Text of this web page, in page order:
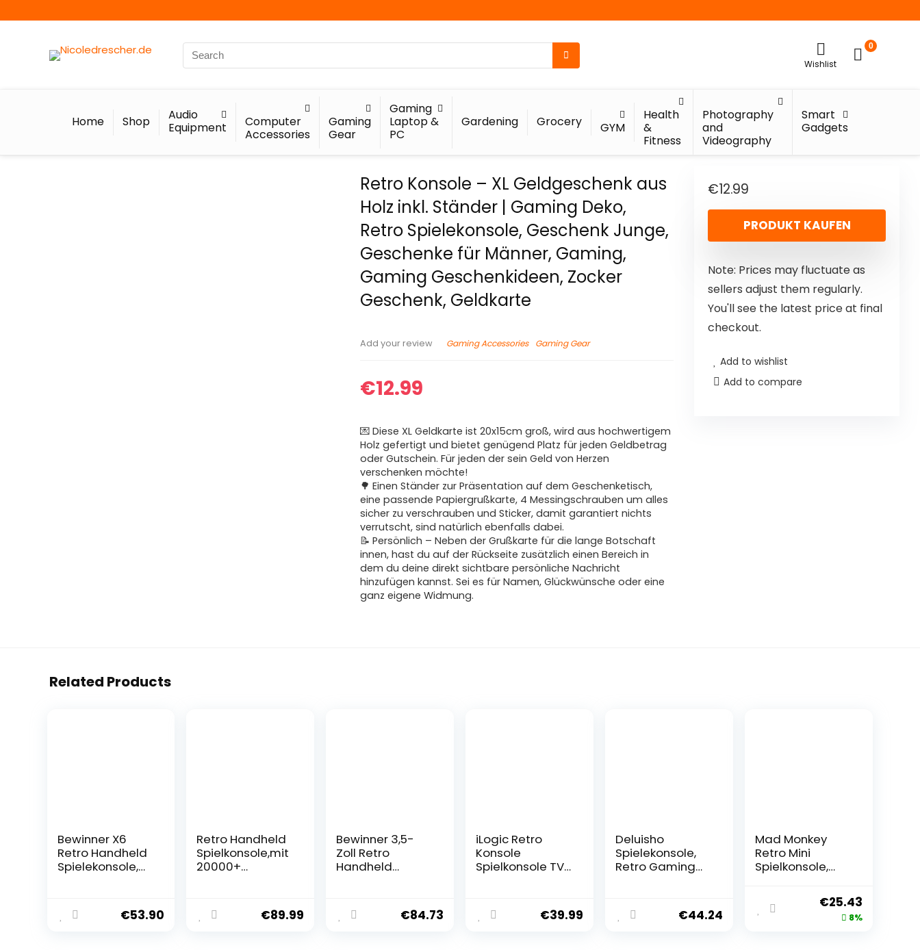
Wishlist
0
Home Shop
Audio
Equipment
Computer
Accessories
Gaming
Gear
Gaming
Laptop &
PC
Gardening Grocery GYM
Health
&
Fitness
Photography
and
Videography
Smart
Gadgets
Retro Konsole – XL Geldgeschenk aus
Holz inkl. Ständer | Gaming Deko,
Retro Spielekonsole, Geschenk Junge,
Geschenke für Männer, Gaming,
Gaming Geschenkideen, Zocker
Geschenk, Geldkarte
Add your review Gaming Accessories Gaming Gear
€12.99
💌 Diese XL Geldkarte ist 20x15cm groß, wird aus hochwertigem
Holz gefertigt und bietet genügend Platz für jeden Geldbetrag
oder Gutschein. Für jeden der sein Geld von Herzen
verschenken möchte!
🌳 Einen Ständer zur Präsentation auf dem Geschenketisch,
eine passende Papiergrußkarte, 4 Messingschrauben um alles
sicher zu verschrauben und Sticker, damit garantiert nichts
verrutscht, sind natürlich ebenfalls dabei.
📝 Persönlich – Neben der Grußkarte für die lange Botschaft
innen, hast du auf der Rückseite zusätzlich einen Bereich in
dem du deine direkt sichtbare persönliche Nachricht
hinzufügen kannst. Sei es für Namen, Glückwünsche oder eine
ganz eigene Widmung.
€12.99
PRODUKT KAUFEN
Note: Prices may fluctuate as
sellers adjust them regularly.
You'll see the latest price at final
checkout.
Add to wishlist
Add to compare
Related Products
Bewinner X6
Retro Handheld
Spielekonsole,
Videospielkonsol
en mit 3,5 Zoll
€53.90
Retro Handheld
Spielkonsole,mit
20000+
Konsole,16G+128
G,3,5 Zoll IPS€89.99
Bewinner 3,5-
Zoll Retro
Handheld
Videospielkonsol
e mit Dual
€84.73
iLogic Retro
Konsole
Spielkonsole TV
Bluetooth
Wireless Plug
€39.99
Deluisho
Spielekonsole,
Retro Gaming
Retro Konsole
Spielkonsole
€44.24
Mad Monkey
Retro Mini
Spielkonsole,
Spielekonsole
für unterwegs,
153 Spiele, Retro
€25.43
8%